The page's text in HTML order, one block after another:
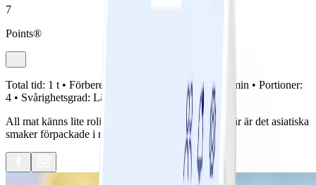
7
Points®
Total tid: 1 t • Förberedelse: Tillagning: 0 min • Portioner:
4 • Svårighetsgrad: Lätt
All mat känns lite roligare serverade i små paket. Här är det asiatiska
smaker förpackade i rispapper, mums!